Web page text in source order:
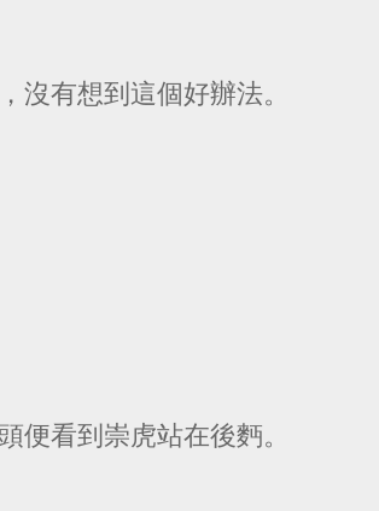
有想到這個好辦法。
看到崇虎站在後麪。